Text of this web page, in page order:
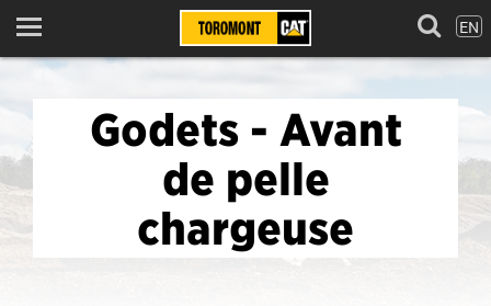
Menu EN
Godets - Avant
de pelle
chargeuse